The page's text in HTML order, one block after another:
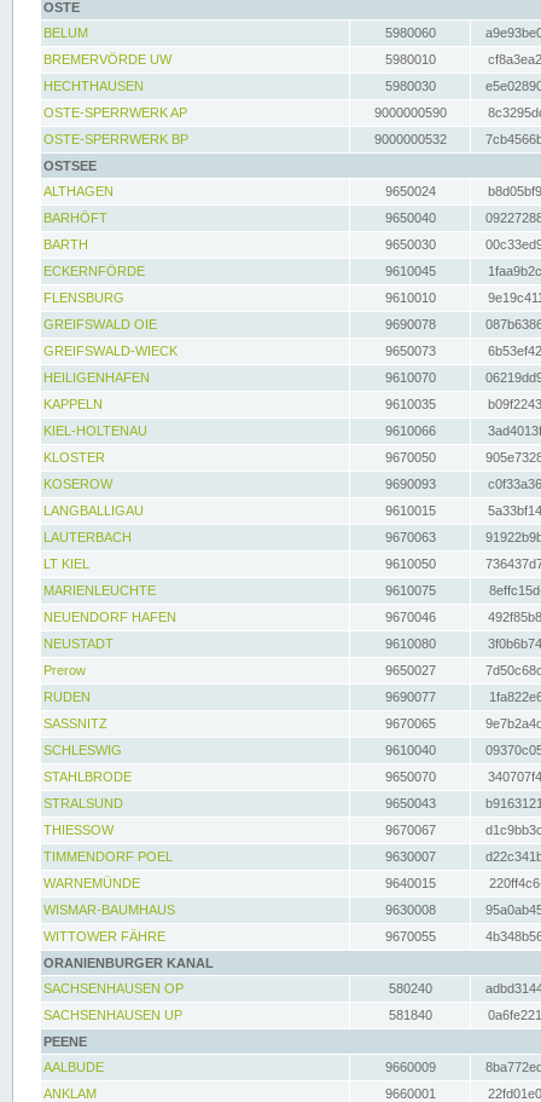
OSTE
BELUM
5980060
BREMERVÖRDE UW
5980010
HECHTHAUSEN
5980030
OSTE-SPERRWERK AP
9000000590
OSTE-SPERRWERK BP
9000000532
OSTSEE
ALTHAGEN
9650024
BARHÖFT
9650040
BARTH
9650030
ECKERNFÖRDE
9610045
FLENSBURG
9610010
GREIFSWALD OIE
9690078
GREIFSWALD-WIECK
9650073
HEILIGENHAFEN
9610070
KAPPELN
9610035
KIEL-HOLTENAU
9610066
KLOSTER
9670050
KOSEROW
9690093
LANGBALLIGAU
9610015
LAUTERBACH
9670063
LT KIEL
9610050
MARIENLEUCHTE
9610075
NEUENDORF HAFEN
9670046
NEUSTADT
9610080
Prerow
9650027
RUDEN
9690077
SASSNITZ
9670065
SCHLESWIG
9610040
STAHLBRODE
9650070
STRALSUND
9650043
THIESSOW
9670067
TIMMENDORF POEL
9630007
WARNEMÜNDE
9640015
WISMAR-BAUMHAUS
9630008
WITTOWER FÄHRE
9670055
ORANIENBURGER KANAL
SACHSENHAUSEN OP
580240
SACHSENHAUSEN UP
581840
PEENE
AALBUDE
9660009
ANKLAM
9660001